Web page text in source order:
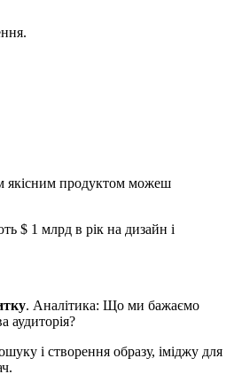
якісним продуктом можеш
$ 1 млрд в рік на дизайн і
. Аналітика: Що ми бажаємо
аудиторія?
і створення образу, іміджу для